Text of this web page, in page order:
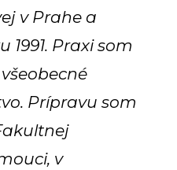
v Prahe a
Praxi som
Prípravu som
v